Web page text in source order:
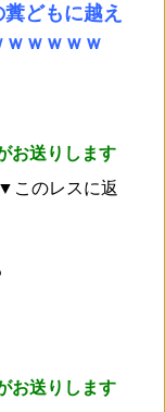
どもに越え
ｗｗｗｗ
お送りします
▼このレスに返
お送りします